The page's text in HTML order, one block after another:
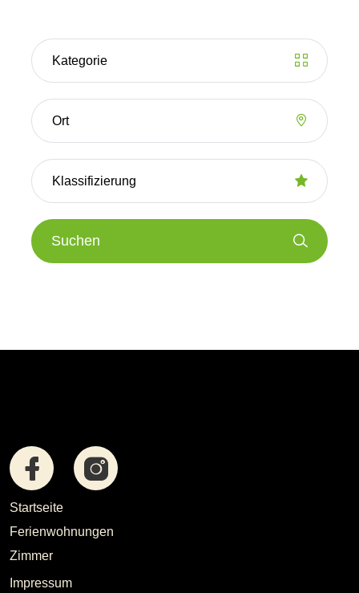
Suchen
Startseite
Ferienwohnungen
Zimmer
Impressum